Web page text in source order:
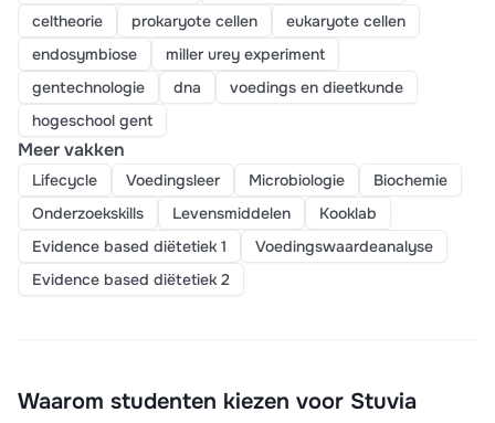
celtheorie
prokaryote cellen
eukaryote cellen
endosymbiose
miller urey experiment
gentechnologie
dna
voedings en dieetkunde
hogeschool gent
Meer vakken
Lifecycle Voedingsleer Microbiologie
Biochemie
Onderzoekskills
Levensmiddelen
Kooklab
Evidence based diëtetiek 1
Voedingswaardeanalyse
Evidence based diëtetiek 2
Waarom studenten kiezen voor Stuvia